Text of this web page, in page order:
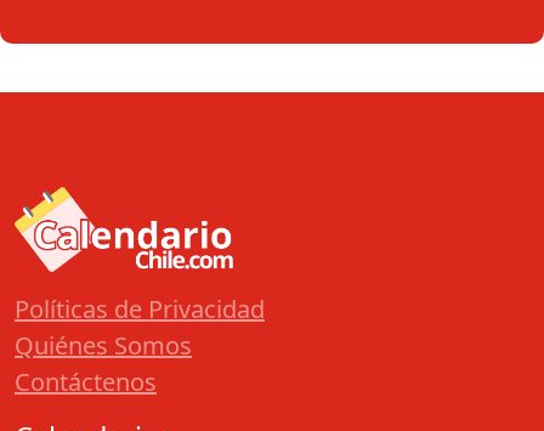
Políticas de Privacidad
Quiénes Somos
Contáctenos